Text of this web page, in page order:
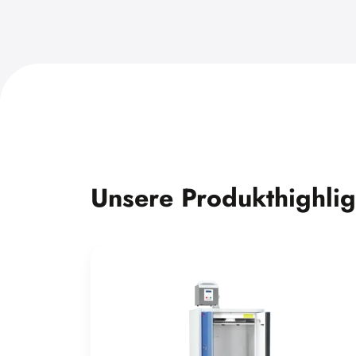
Unsere